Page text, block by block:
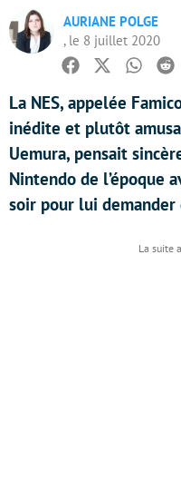
AURIANE POLGE
, le 8 juillet 2020
Facebook
Twitter
La NES, appelée
inédite et plutôt
Uemura, pensait
Nintendo de l’époque
soir pour lui